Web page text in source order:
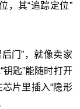
，其“追踪定位”
门”，就像卖家
钥匙”能随时打开
片里插入“隐形